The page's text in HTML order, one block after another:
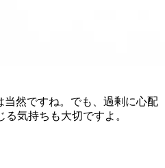
当然ですね。でも、過剰に心配
気持ちも大切ですよ。